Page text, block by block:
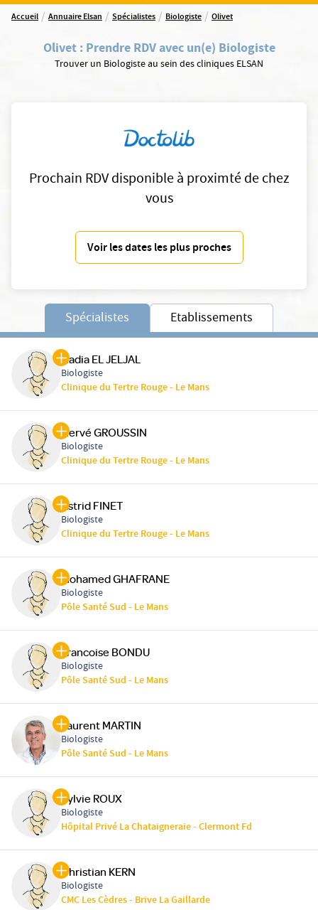
Accueil / Annuaire Elsan / Spécialistes / Biologiste / Olivet
Olivet: Prendre RDV avec un(e) Biologiste
Trouver un Biologiste au sein des cliniques ELSAN
Prochain RDV disponible à proximté de chez
vous
Voir les dates les plus proches
Spécialistes Etablissements
Nadia EL JELJAL
Biologiste
Clinique du Tertre Rouge - Le Mans
Hervé GROUSSIN
Biologiste
Clinique du Tertre Rouge - Le Mans
Astrid FINET
Biologiste
Clinique du Tertre Rouge - Le Mans
Mohamed GHAFRANE
Biologiste
Pôle Santé Sud - Le Mans
Francoise BONDU
Biologiste
Pôle Santé Sud - Le Mans
Laurent MARTIN
Biologiste
Pôle Santé Sud - Le Mans
Sylvie ROUX
Biologiste
Hôpital Privé La Chataigneraie - Clermont Fd
Christian KERN
Biologiste
CMC Les Cèdres - Brive La Gaillarde